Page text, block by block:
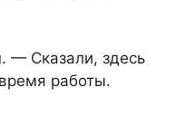
— Сказали, здесь
работы.